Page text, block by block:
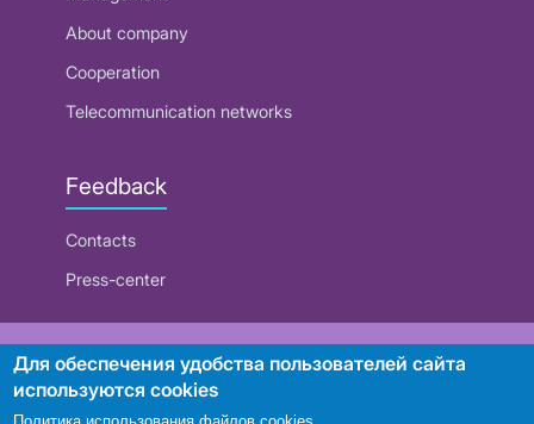
About company
Cooperation
Telecommunication networks
Feedback
Contacts
Press-center
RUE "Beltelecom"
Для обеспечения удобства пользователей сайта
используются cookies